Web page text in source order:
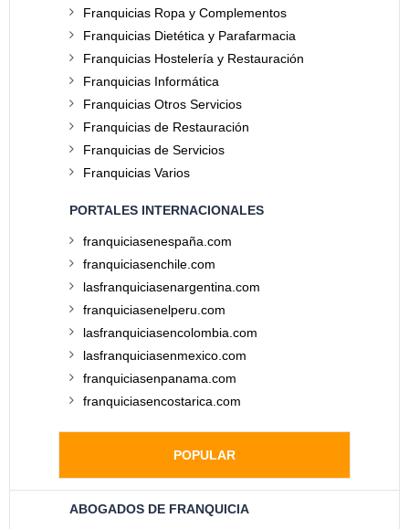
Franquicias Ropa y Complementos
Franquicias Dietética y Parafarmacia
Franquicias Hostelería y Restauración
Franquicias Informática
Franquicias Otros Servicios
Franquicias de Restauración
Franquicias de Servicios
Franquicias Varios
PORTALES INTERNACIONALES
franquiciasenespaña.com
franquiciasenchile.com
lasfranquiciasenargentina.com
franquiciasenelperu.com
lasfranquiciasencolombia.com
lasfranquiciasenmexico.com
franquiciasenpanama.com
franquiciasencostarica.com
POPULAR
ABOGADOS DE FRANQUICIA